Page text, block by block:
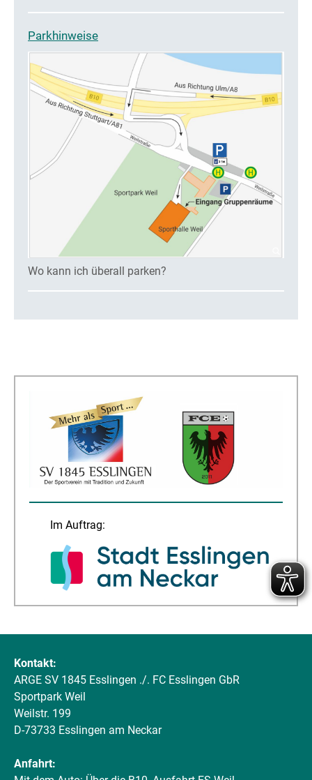
Parkhinweise
Wo kann ich überall parken?
Im Auftrag:
Kontakt:
ARGE SV 1845 Esslingen ./. FC Esslingen GbR
Sportpark Weil
Weilstr. 199
D-73733 Esslingen am Neckar
Anfahrt: